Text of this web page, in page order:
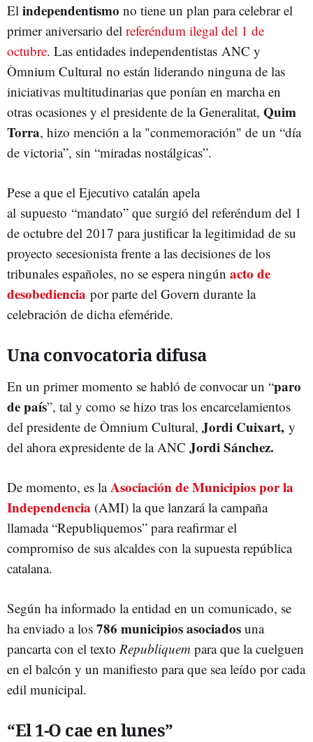
El independentismo no tiene un plan para celebrar el
primer aniversario del referéndum ilegal del 1 de
octubre. Las entidades independentistas ANC y
Òmnium Cultural no están liderando ninguna de las
iniciativas multitudinarias que ponían en marcha en
otras ocasiones y el presidente de la Generalitat, Quim
Torra, hizo mención a la "conmemoración" de un “día
de victoria”, sin “miradas nostálgicas”.
Pese a que el Ejecutivo catalán apela
al supuesto “mandato” que surgió del referéndum del 1
de octubre del 2017 para justificar la legitimidad de su
proyecto secesionista frente a las decisiones de los
tribunales españoles, no se espera ningún acto de
desobediencia por parte del Govern durante la
celebración de dicha efeméride.
Una convocatoria difusa
En un primer momento se habló de convocar un “paro
de país”, tal y como se hizo tras los encarcelamientos
del presidente de Òmnium Cultural, Jordi Cuixart, y
del ahora expresidente de la ANC Jordi Sánchez.
De momento, es laAsociación de Municipios por la
Independencia (AMI) la que lanzará la campaña
llamada “Republiquemos” para reafirmar el
compromiso de sus alcaldes con la supuesta república
catalana.
Según ha informado la entidad en un comunicado, se
ha enviado a los 786 municipios asociados una
pancarta con el texto Republiquem para que la cuelguen
en el balcón y un manifiesto para que sea leído por cada
edil municipal.
“El 1-O cae en lunes”